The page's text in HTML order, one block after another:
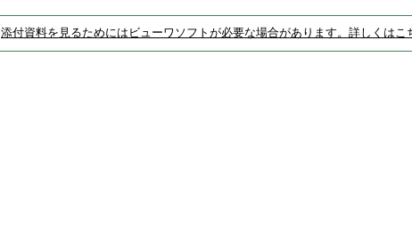
添付資料を見るためにはビューワソフトが必要な場合があります。詳しくはこ